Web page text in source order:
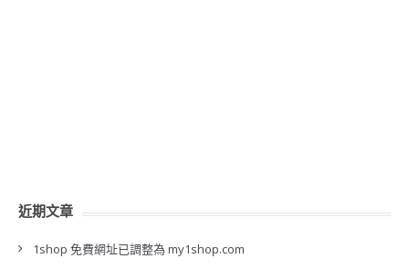
近期文章
1shop 免費網址已調整為 my1shop.com